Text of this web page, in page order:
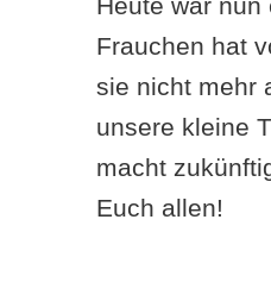
Frauchen hat
sie nicht mehr
unsere kleine
macht
Euch allen!